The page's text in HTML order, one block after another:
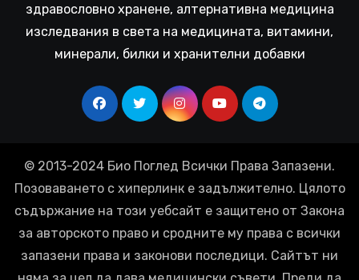
здравословно хранене, алтернативна медицина
изследвания в света на медицината, витамини,
минерали, билки и хранителни добавки
© 2013-2024 Био Поглед Всички Права Запазени.
Позоваването с хиперлинк е задължително. Цялото
съдържание на този уебсайт е защитено от Закона
за авторското право и сродните му права с всички
запазени права и законови последици. Сайтът ни